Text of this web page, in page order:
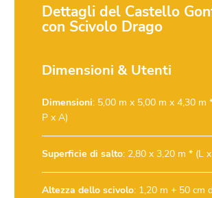
Dettagli del Castello
con Scivolo Drago
Dimensioni & Utenti
Dimensioni: 5,00 m x 5,00 m x 4,30 m
P x A)
Superficie di salto: 2,80 x 3,20 m * (L
Altezza dello scivolo: 1,20 m + 50 cm